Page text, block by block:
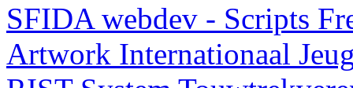
SFIDA webdev - Scripts
Artwork Internationaal